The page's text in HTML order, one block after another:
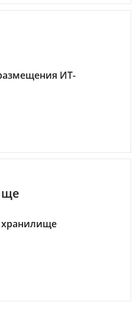
ИТ-
хранилище